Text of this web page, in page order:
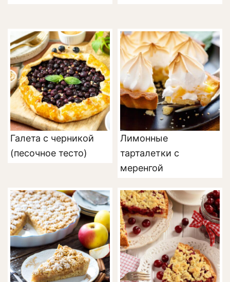
Галета с черникой
(песочное тесто)
Лимонные
тарталетки с
меренгой